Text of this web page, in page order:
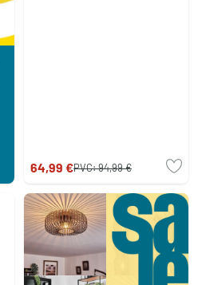
64,99 €PVC:94,99 €